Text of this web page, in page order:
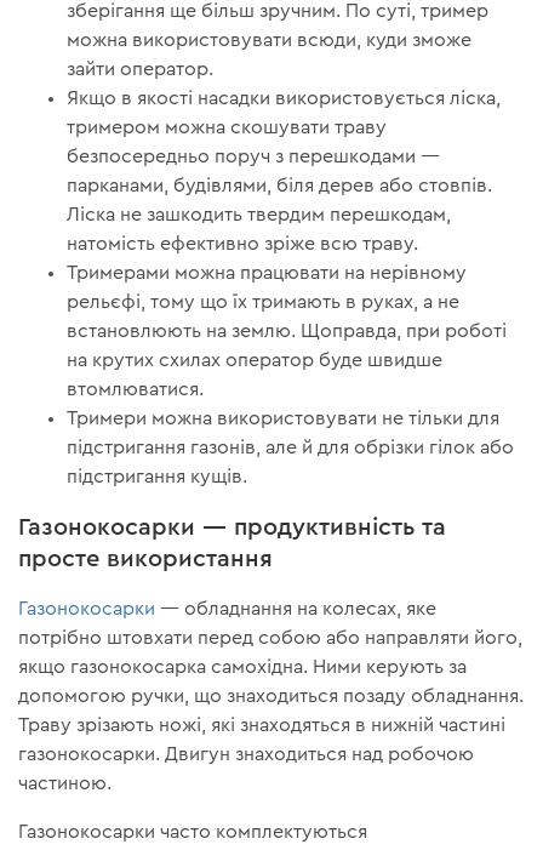
зберігання ще більш зручним. По суті, тример
можна використовувати всюди, куди зможе
зайти оператор.
Якщо в якості насадки використовується ліска,
тримером можна скошувати траву
безпосередньо поруч з перешкодами —
парканами, будівлями, біля дерев або стовпів.
Ліска не зашкодить твердим перешкодам,
натомість ефективно зріже всю траву.
Тримерами можна працювати на нерівному
рельєфі, тому що їх тримають в руках, а не
встановлюють на землю. Щоправда, при роботі
на крутих схилах оператор буде швидше
втомлюватися.
Тримери можна використовувати не тільки для
підстригання газонів, але й для обрізки гілок або
підстригання кущів.
Газонокосарки — продуктивність та
просте використання
Газонокосарки — обладнання на колесах, яке
потрібно штовхати перед собою або направляти його,
якщо газонокосарка самохідна. Ними керують за
допомогою ручки, що знаходиться позаду обладнання.
Траву зрізають ножі, які знаходяться в нижній частині
газонокосарки. Двигун знаходиться над робочою
частиною.
Газонокосарки часто комплектуються